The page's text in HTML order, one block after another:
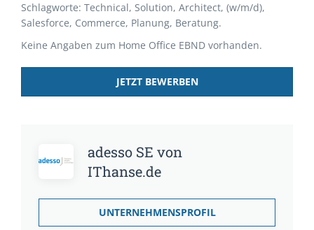
Schlagworte: Technical, Solution, Architect, (w/m/d),
Salesforce, Commerce, Planung, Beratung.
Keine Angaben zum Home Office EBND vorhanden.
JETZT BEWERBEN
adesso SE von
IThanse.de
UNTERNEHMENSPROFIL